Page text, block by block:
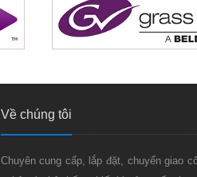
Về chúng tôi
Chuyên cung cấp, lắp đặt, chuyển giao